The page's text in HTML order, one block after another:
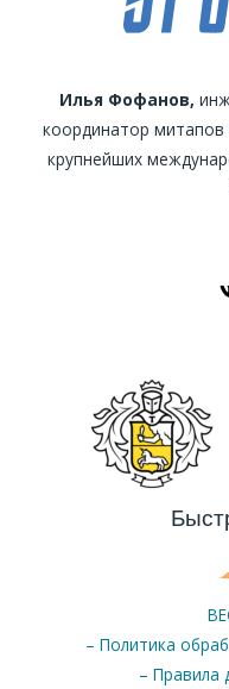
Илья Фофанов,
координатор митапов
крупнейших
– Политика
– Правила